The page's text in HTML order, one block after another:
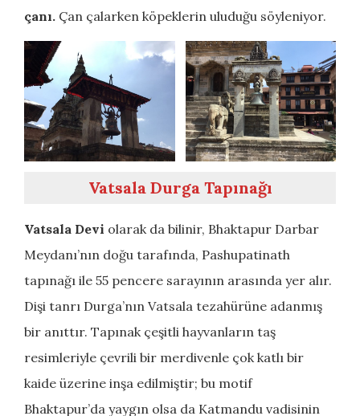
çanı. Çan çalarken köpeklerin uluduğu söyleniyor.
Vatsala Durga Tapınağı
Vatsala Devi olarak da bilinir, Bhaktapur Darbar
Meydanı’nın doğu tarafında, Pashupatinath
tapınağı ile 55 pencere sarayının arasında yer alır.
Dişi tanrı Durga’nın Vatsala tezahürüne adanmış
bir anıttır. Tapınak çeşitli hayvanların taş
resimleriyle çevrili bir merdivenle çok katlı bir
kaide üzerine inşa edilmiştir; bu motif
Bhaktapur’da yaygın olsa da Katmandu vadisinin